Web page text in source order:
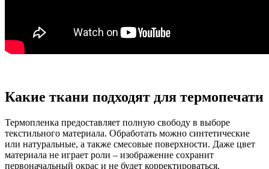
Какие ткани подходят для термопечати
Термопленка предоставляет полную свободу в выборе
текстильного материала. Обработать можно синтетические
или натуральные, а также смесовые поверхности. Даже цвет
материала не играет роли – изображение сохранит
первоначальный окрас и не будет корректироваться.